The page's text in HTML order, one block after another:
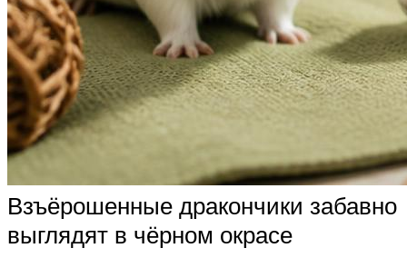
Взъёрошенные дракончики забавно
выглядят в чёрном окрасе